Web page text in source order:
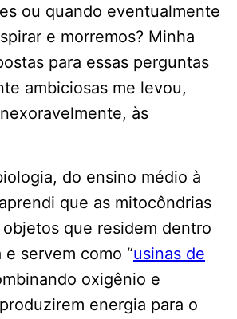
ou quando eventualmente
e morremos? Minha
para essas perguntas
ambiciosas me levou,
às
do ensino médio à
que as mitocôndrias
que residem dentro
servem como “usinas de
oxigênio e
energia para o